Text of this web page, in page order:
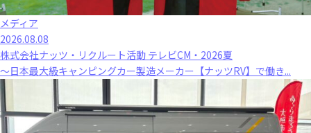
メディア
2026.08.08
株式会社ナッツ・リクルート活動 テレビCM・2026夏
～日本最大級キャンピングカー製造メーカー【ナッツRV】で働き...